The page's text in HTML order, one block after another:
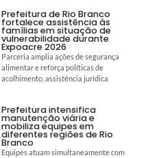
Prefeitura de Rio Branco
fortalece assistência às
famílias em situação de
vulnerabilidade durante
Expoacre 2026
Parceria amplia ações de segurança
alimentar e reforça políticas de
acolhimento, assistência jurídica
Prefeitura intensifica
manutenção viária e
mobiliza equipes em
diferentes regiões de Rio
Branco
Equipes atuam simultaneamente com